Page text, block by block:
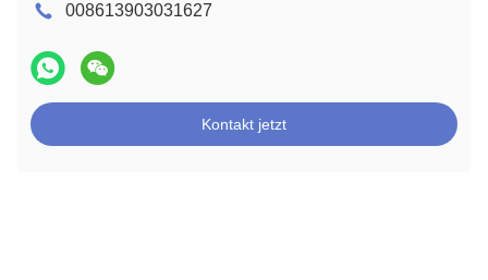
008613903031627
Kontakt jetzt